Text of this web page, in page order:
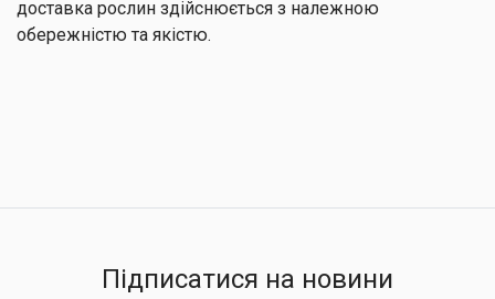
доставка рослин здійснюється з належною
обережністю та якістю.
Підписатися на новини